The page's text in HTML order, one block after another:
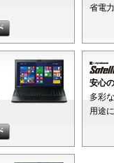
省電
安心
多彩
用途